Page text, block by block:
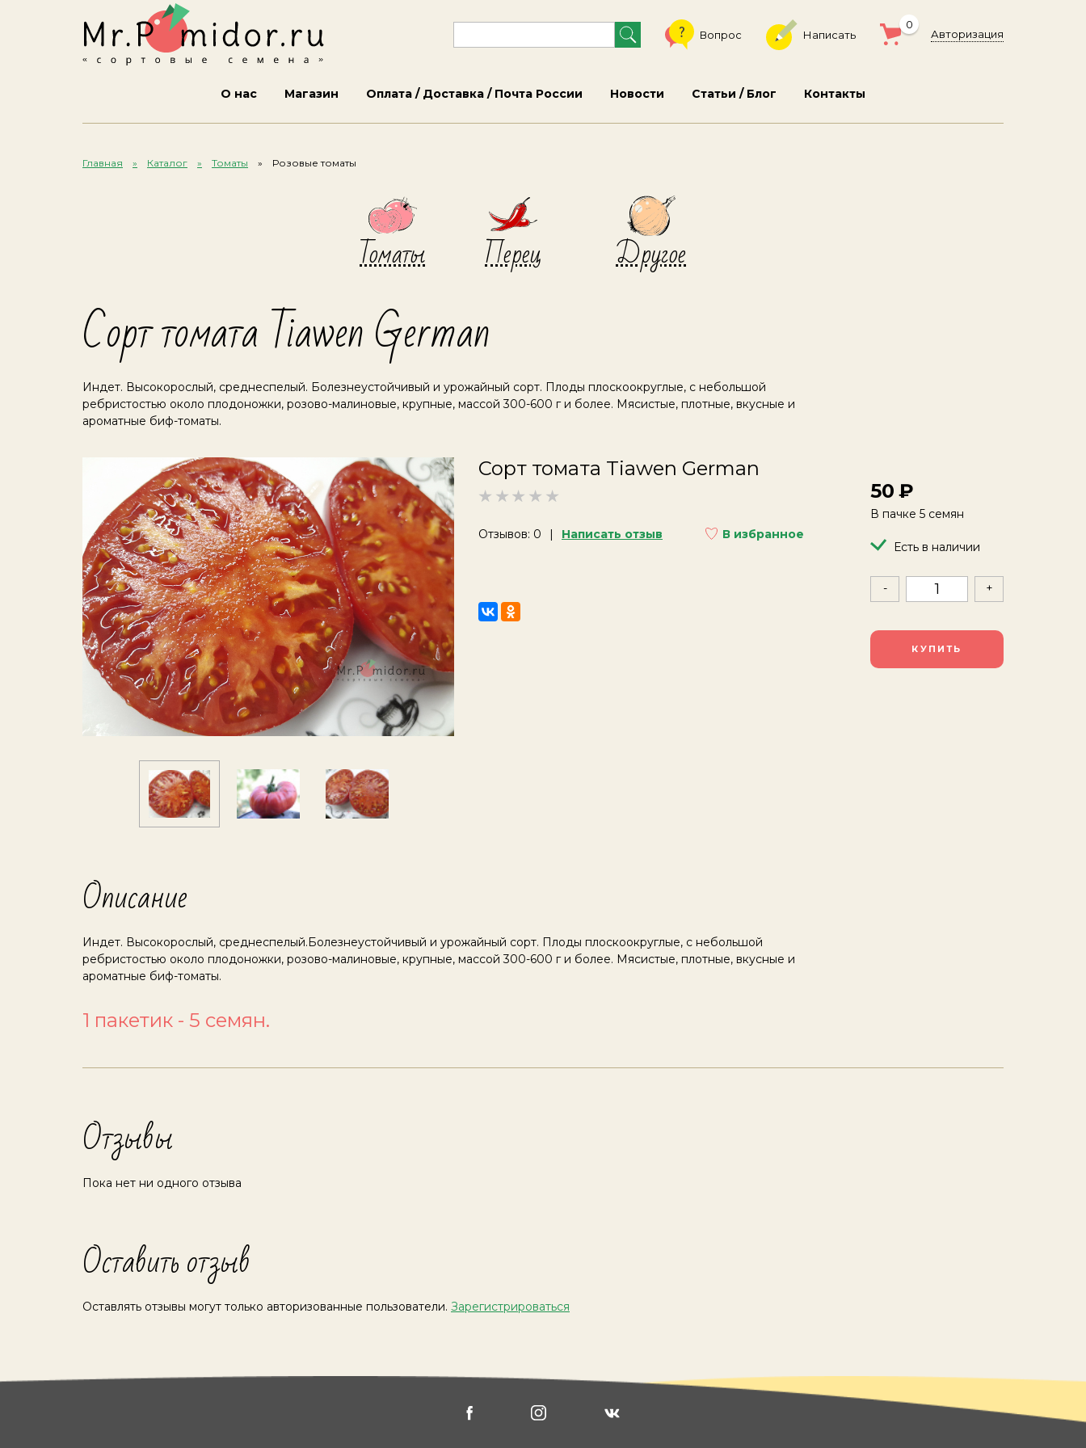
Вопрос Написать
0
Авторизация
О нас Магазин Оплата / Доставка / Почта России Новости Статьи / Блог Контакты
Главная Каталог Томаты Розовые томаты
Томаты Перец Другое
Сорт томата Tiawen German
Индет. Высокорослый, среднеспелый. Болезнеустойчивый и урожайный сорт. Плоды плоскоокруглые, с небольшой
ребристостью около плодоножки, розово-малиновые, крупные, массой 300-600 г и более. Мясистые, плотные, вкусные и
ароматные биф-томаты.
Сорт томата Tiawen German
Отзывов: 0 Написать отзыв В избранное
50
В пачке 5 семян
Есть в наличии
- +
Описание
Индет. Высокорослый, среднеспелый.Болезнеустойчивый и урожайный сорт. Плоды плоскоокруглые, с небольшой
ребристостью около плодоножки, розово-малиновые, крупные, массой 300-600 г и более. Мясистые, плотные, вкусные и
ароматные биф-томаты.
1 пакетик - 5 семян.
Отзывы
Пока нет ни одного отзыва
Оставить отзыв
Оставлять отзывы могут только авторизованные пользователи. Зарегистрироваться